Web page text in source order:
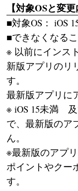
【対象OSと変更
■対象OS： iOS
■できなくなるこ
※ 以前にインス
新版アプリのリ
す。
最新版アプリに
※ iOS 15未満
で、最新版のア
ん。
※最新版のアプ
ポイントやクー
す。